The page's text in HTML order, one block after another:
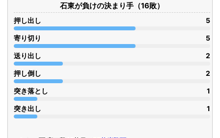
石東が負けの決まり手（16敗）
押し出し 5
寄り切り 5
送り出し 2
押し倒し 2
突き落とし 1
突き出し 1